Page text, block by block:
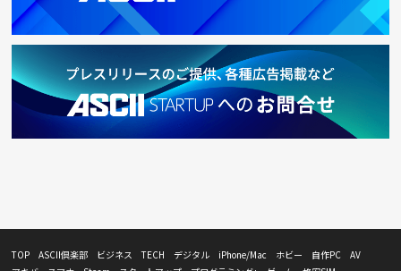
TOP ASCII倶楽部 ビジネス TECH デジタル iPhone/Mac ホビー 自作PC
AV